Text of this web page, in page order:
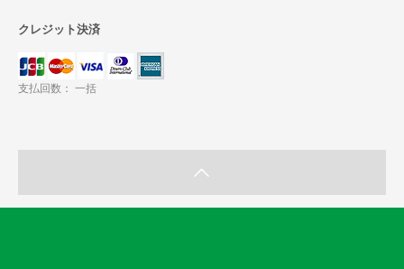
クレジット決済
支払回数： 一括